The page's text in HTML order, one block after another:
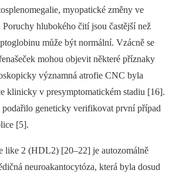
myopatické změny ve
hlubokého čití jsou častější než
může být normální. Vzácně se
mohou objevit ně­kte­ré příznaky
významná atrofie CNC byla
klinicky v presymptomatickém stadiu [16].
podařilo geneticky verifikovat první případ
[5].
like 2 (HDL2) [20–22] je autozomálně
neuroakantocytóza, která byla dosud